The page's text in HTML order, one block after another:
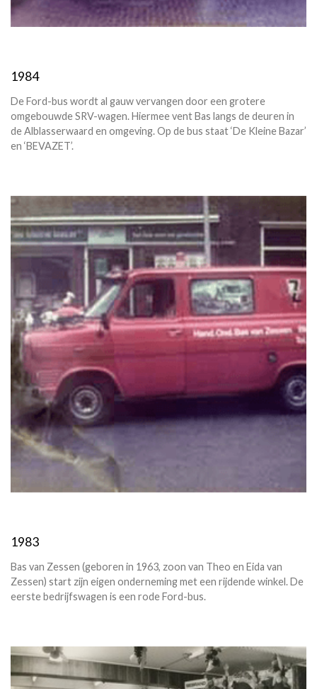
1984
De Ford-bus wordt al gauw vervangen door een grotere
omgebouwde SRV-wagen. Hiermee vent Bas langs de deuren in
de Alblasserwaard en omgeving. Op de bus staat ‘De Kleine Bazar’
en ‘BEVAZET’.
1983
Bas van Zessen (geboren in 1963, zoon van Theo en Eida van
Zessen) start zijn eigen onderneming met een rijdende winkel. De
eerste bedrijfswagen is een rode Ford-bus.